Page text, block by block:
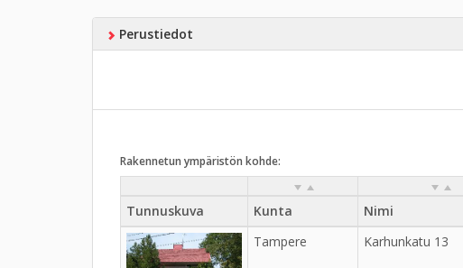
Perustiedot
Rakennetun ympäristön kohde:
Tunnuskuva Kunta Nimi
Tampere Karhunkatu 13